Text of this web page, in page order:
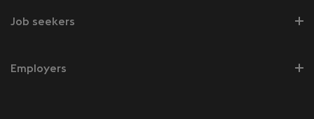
Job seekers
Employers